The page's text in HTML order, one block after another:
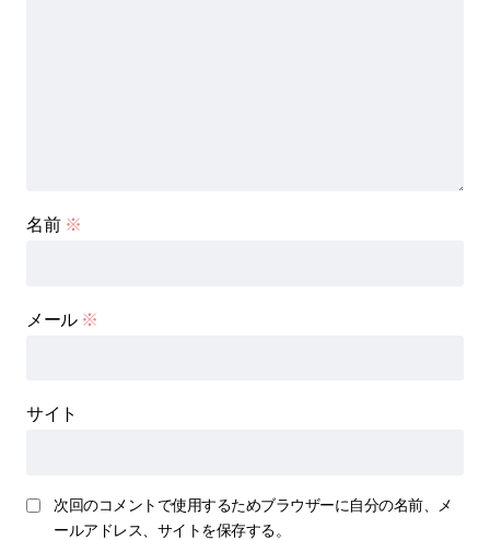
名前 ※
メール ※
サイト
次回のコメントで使用するためブラウザーに自分の名前、メ
ールアドレス、サイトを保存する。